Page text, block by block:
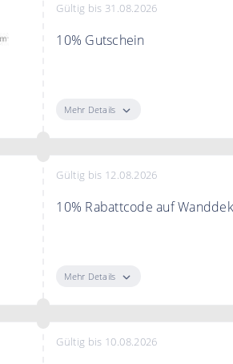
Gültig bis 31.08.2026
10% Gutschein
Mehr Details
Gültig bis 12.08.2026
10% Rabattcode auf
sofort 10% Rabatt auf die
Mehr Details
Gültig bis 10.08.2026